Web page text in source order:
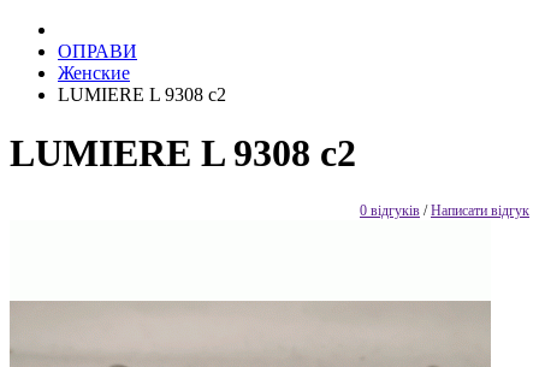
ОПРАВИ
Женские
LUMIERE L 9308 c2
LUMIERE L 9308 c2
0 відгуків /Написати відгук